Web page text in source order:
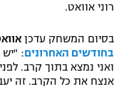
גיימינג E-Sports
תנאי שימוש
בייסבול MLB
ספורט אתגרי
אומנויות לחימה
רוני אוואט.
בסיום המשחק עדכן
בחודשים האחרונים: "יש
ואני נמצא בתוך קרב.
אנצח את כל הקרב. זה